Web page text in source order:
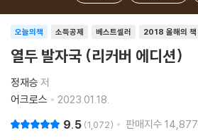
소득공제 베스트셀러
오늘의책 2018 올해의 책
열두 발자국 (리커버 에디션)
정재승 저
어크로스
2023.01.18.
9.5 1,072 판매지수 14,877